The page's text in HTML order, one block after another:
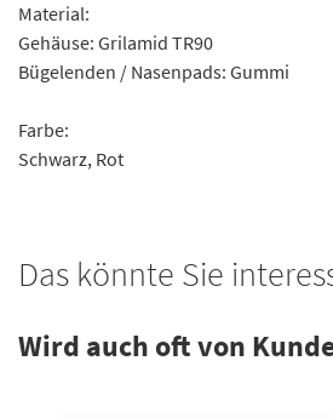
Material:
Gehäuse: Grilamid TR90
Bügelenden / Nasenpads: Gummi
Farbe:
Schwarz, Rot
Das könnte Sie
Wird auch oft von